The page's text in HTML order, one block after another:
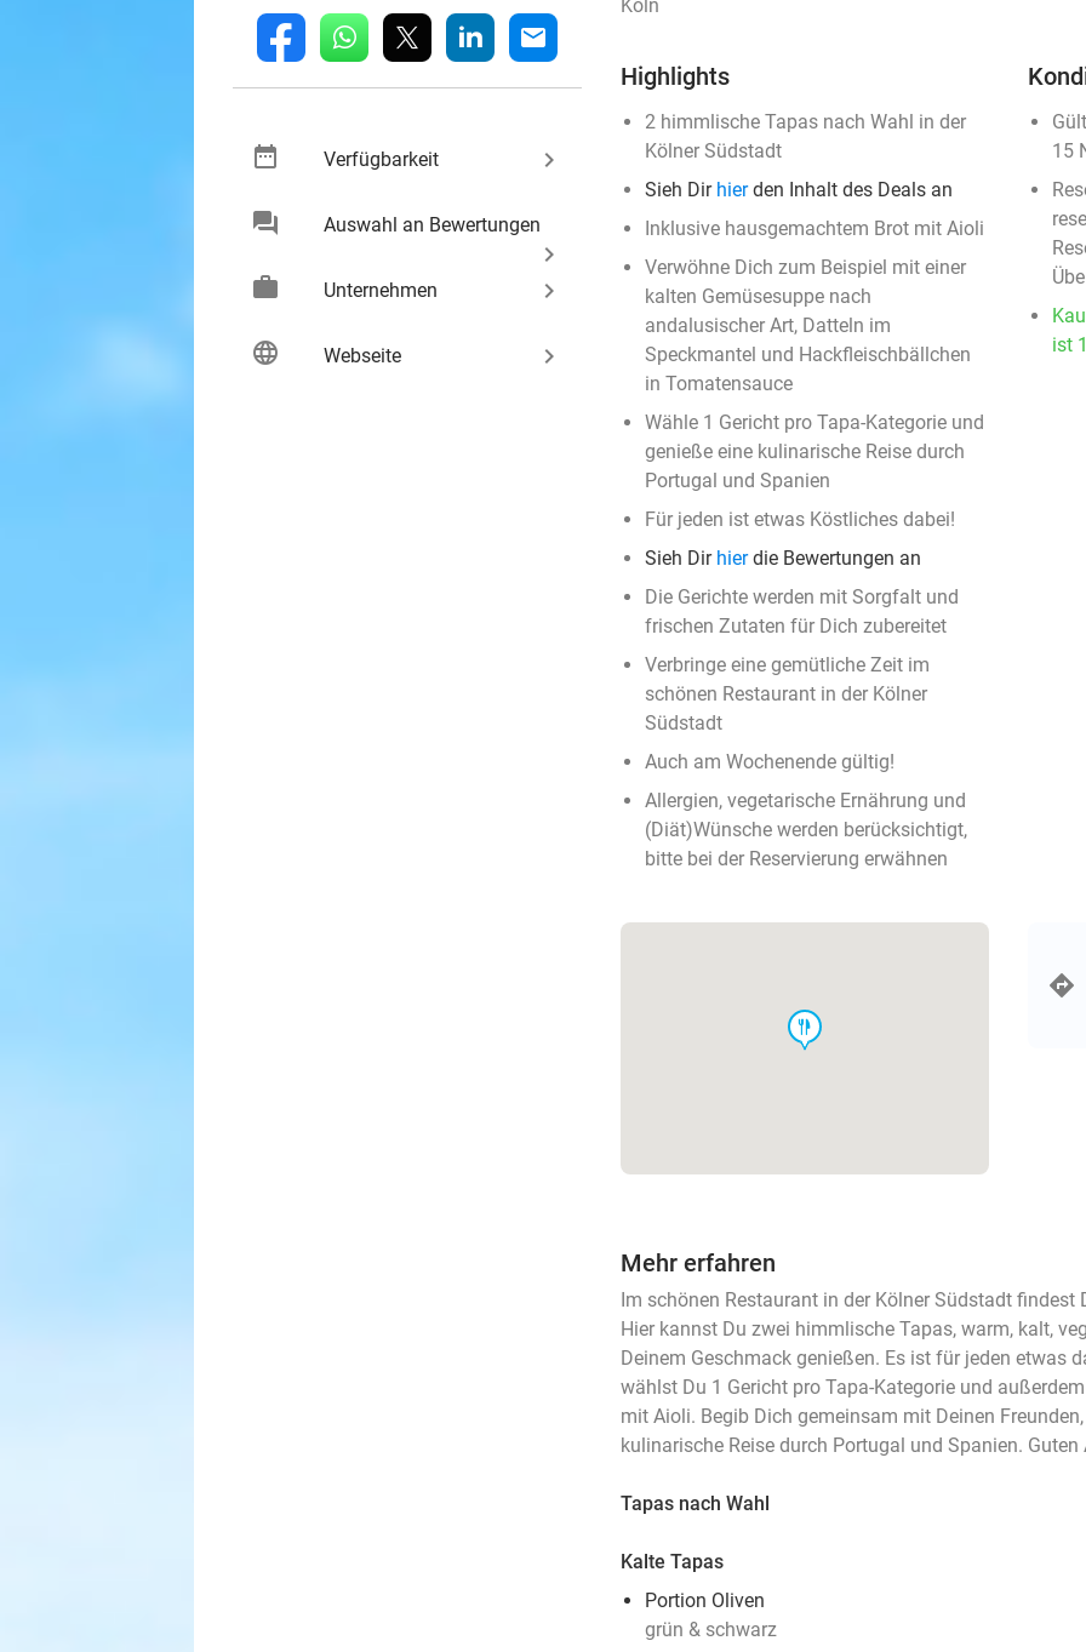
fb whatsapp linkedin mail
date_range Verfügbarkeit keyboard_arrow_right
chat Auswahl an Bewertungen
keyboard_arrow_right
work
Unternehmen keyboard_arrow_right
language Webseite keyboard_arrow_right
Köln
Highlights
2 himmlische Tapas nach Wahl in der
Kölner Südstadt
Sieh Dir hierden Inhalt des Deals an
Inklusive hausgemachtem Brot mit Aioli
Verwöhne Dich zum Beispiel mit einer
kalten Gemüsesuppe nach
andalusischer Art, Datteln im
Speckmantel und Hackfleischbällchen
in Tomatensauce
Wähle 1 Gericht pro Tapa-Kategorie und
genieße eine kulinarische Reise durch
Portugal und Spanien
Für jeden ist etwas Köstliches dabei!
Sieh Dir hierdie Bewertungen an
Die Gerichte werden mit Sorgfalt und
frischen Zutaten für Dich zubereitet
Verbringe eine gemütliche Zeit im
schönen Restaurant in der Kölner
Südstadt
Auch am Wochenende gültig!
Allergien, vegetarische Ernährung und
(Diät)Wünsche werden berücksichtigt,
bitte bei der Reservierung erwähnen
15
ist
food
Mehr erfahren
Im schönen Restaurant in der Kölner Südstadt findest
Hier kannst Du zwei himmlische Tapas, warm, kalt,
Deinem Geschmack genießen. Es ist für jeden etwas
wählst Du 1 Gericht pro Tapa-Kategorie und
mit Aioli. Begib Dich gemeinsam mit Deinen
kulinarische Reise durch Portugal und Spanien. Guten
Tapas nach Wahl
Kalte Tapas
Portion Oliven
grün & schwarz